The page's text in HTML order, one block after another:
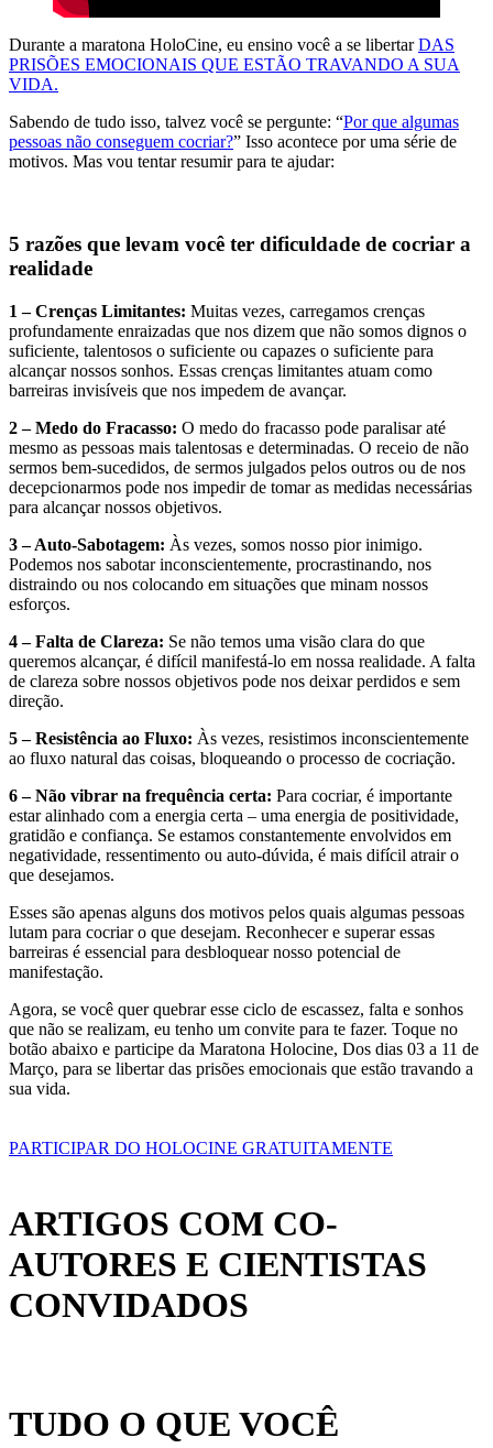
Durante a maratona HoloCine, eu ensino você a se libertarDAS
PRISÕES EMOCIONAIS QUE ESTÃO TRAVANDO A SUA
VIDA.
Sabendo de tudo isso, talvez você se pergunte: “Por que algumas
pessoas não conseguem cocriar?” Isso acontece por uma série de
motivos. Mas vou tentar resumir para te ajudar:
5 razões que levam você ter dificuldade de cocriar a
realidade
1 – Crenças Limitantes: Muitas vezes, carregamos crenças
profundamente enraizadas que nos dizem que não somos dignos o
suficiente, talentosos o suficiente ou capazes o suficiente para
alcançar nossos sonhos. Essas crenças limitantes atuam como
barreiras invisíveis que nos impedem de avançar.
2 – Medo do Fracasso: O medo do fracasso pode paralisar até
mesmo as pessoas mais talentosas e determinadas. O receio de não
sermos bem-sucedidos, de sermos julgados pelos outros ou de nos
decepcionarmos pode nos impedir de tomar as medidas necessárias
para alcançar nossos objetivos.
3 – Auto-Sabotagem: Às vezes, somos nosso pior inimigo.
Podemos nos sabotar inconscientemente, procrastinando, nos
distraindo ou nos colocando em situações que minam nossos
esforços.
4 – Falta de Clareza: Se não temos uma visão clara do que
queremos alcançar, é difícil manifestá-lo em nossa realidade. A falta
de clareza sobre nossos objetivos pode nos deixar perdidos e sem
direção.
5 – Resistência ao Fluxo: Às vezes, resistimos inconscientemente
ao fluxo natural das coisas, bloqueando o processo de cocriação.
6 – Não vibrar na frequência certa: Para cocriar, é importante
estar alinhado com a energia certa – uma energia de positividade,
gratidão e confiança. Se estamos constantemente envolvidos em
negatividade, ressentimento ou auto-dúvida, é mais difícil atrair o
que desejamos.
Esses são apenas alguns dos motivos pelos quais algumas pessoas
lutam para cocriar o que desejam. Reconhecer e superar essas
barreiras é essencial para desbloquear nosso potencial de
manifestação.
Agora, se você quer quebrar esse ciclo de escassez, falta e sonhos
que não se realizam, eu tenho um convite para te fazer. Toque no
botão abaixo e participe da Maratona Holocine, Dos dias 03 a 11 de
Março, para se libertar das prisões emocionais que estão travando a
sua vida.
PARTICIPAR DO HOLOCINE GRATUITAMENTE
ARTIGOS COM CO-
AUTORES E CIENTISTAS
CONVIDADOS
TUDO O QUE VOCÊ